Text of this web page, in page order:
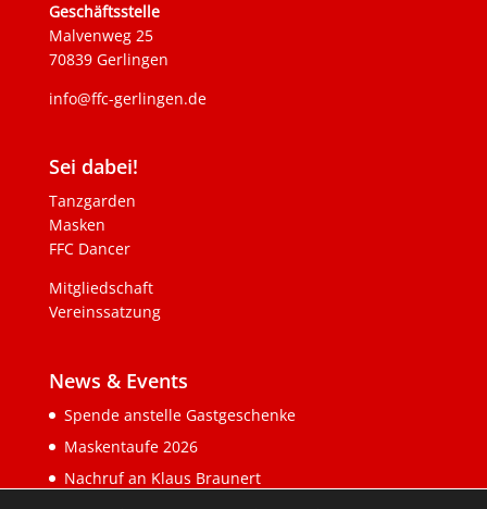
Geschäftsstelle
Malvenweg 25
70839 Gerlingen
info@ffc-gerlingen.de
Sei dabei!
Tanzgarden
Masken
FFC Dancer
Mitgliedschaft
Vereinssatzung
News & Events
Spende anstelle Gastgeschenke
Maskentaufe 2026
Nachruf an Klaus Braunert